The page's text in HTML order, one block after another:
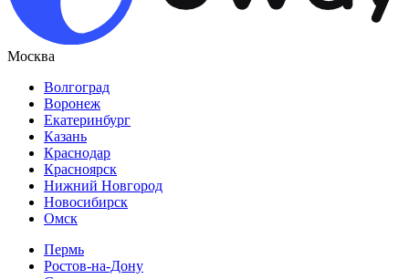
Москва
Волгоград
Воронеж
Екатеринбург
Казань
Краснодар
Красноярск
Нижний Новгород
Новосибирск
Омск
Пермь
Ростов-на-Дону